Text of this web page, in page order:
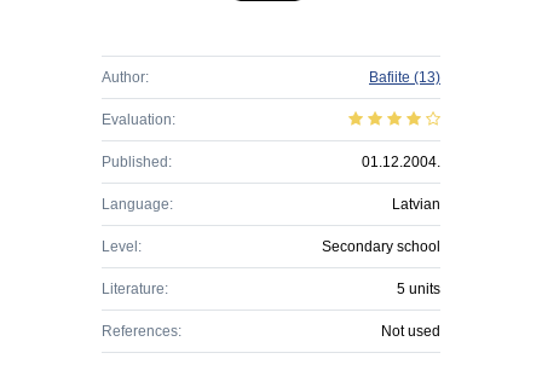
Author: Bafiite (13)
Evaluation:
Published: 01.12.2004.
Language: Latvian
Level: Secondary school
Literature: 5 units
References: Not used